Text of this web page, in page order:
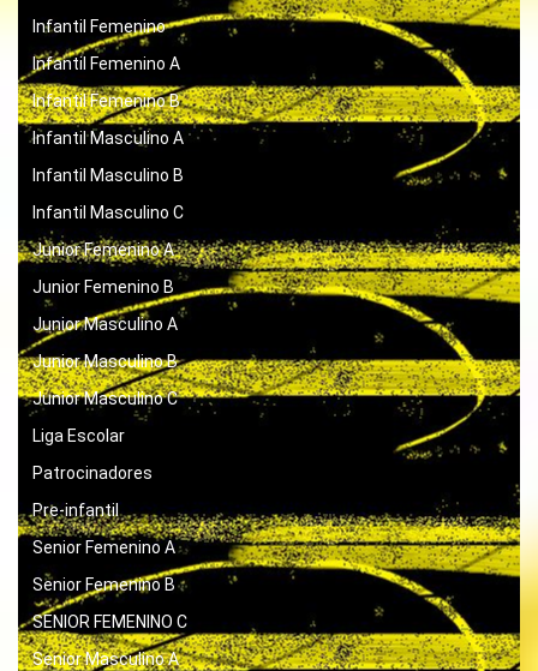
Infantil Femenino
Infantil Femenino A
Infantil Femenino B
Infantil Masculino A
Infantil Masculino B
Infantil Masculino C
Junior Femenino A
Junior Femenino B
Junior Masculino A
Junior Masculino B
Junior Masculino C
Liga Escolar
Patrocinadores
Pre-infantil
Senior Femenino A
Senior Femenino B
SENIOR FEMENINO C
Senior Masculino A